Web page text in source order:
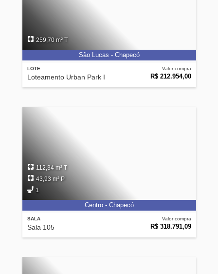
LOTE
Loteamento Urban Park I
Valor compra
R$ 212.954,00
259,70 m² T
São Lucas - Chapecó
SALA
Sala 105
Valor compra
R$ 318.791,09
112,34 m² T
43,93 m² P
1
Centro - Chapecó